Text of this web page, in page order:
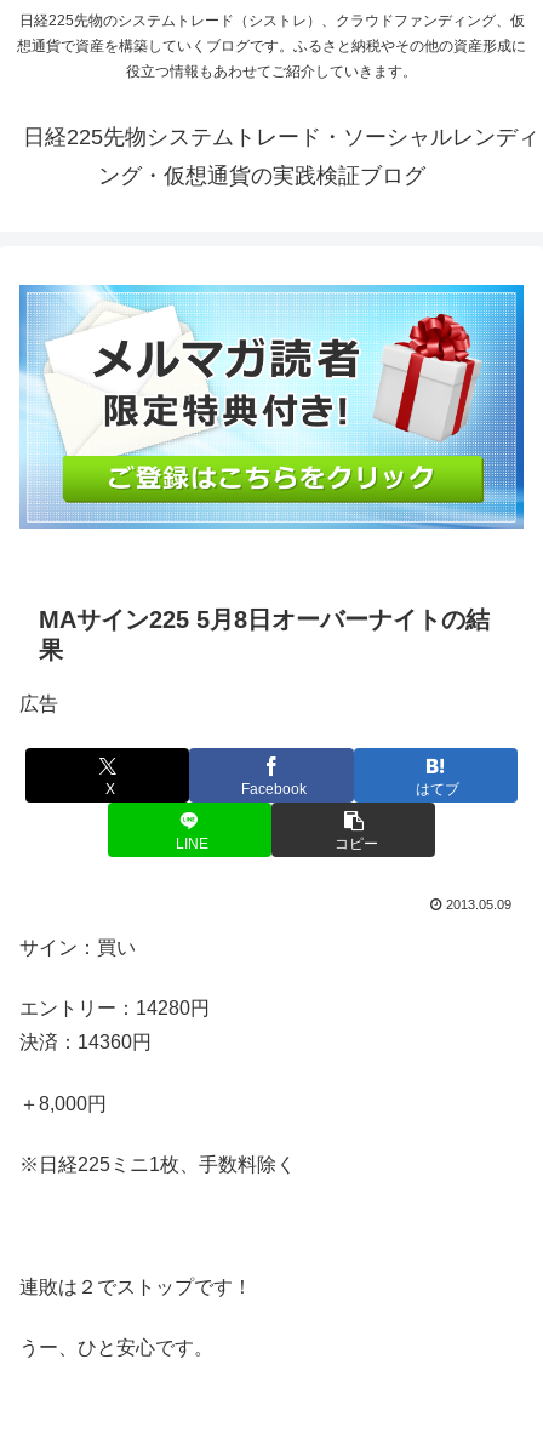
日経225先物のシステムトレード（シストレ）、クラウドファンディング、仮
想通貨で資産を構築していくブログです。ふるさと納税やその他の資産形成に
役立つ情報もあわせてご紹介していきます。
日経225先物システムトレード・ソーシャルレンディ
ング・仮想通貨の実践検証ブログ
MAサイン225 5月8日オーバーナイトの結
果
広告
X Facebook はてブ
LINE コピー
2013.05.09
サイン：買い
エントリー：14280円
決済：14360円
＋8,000円
※日経225ミニ1枚、手数料除く
連敗は２でストップです！
うー、ひと安心です。